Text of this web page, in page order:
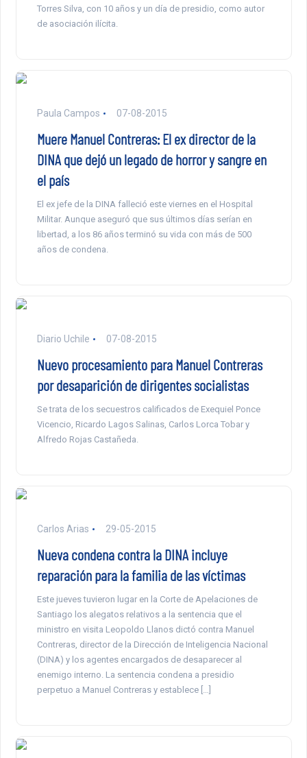
Torres Silva, con 10 años y un día de presidio, como autor
de asociación ilícita.
Paula Campos 07-08-2015
Muere Manuel Contreras: El ex director de la
DINA que dejó un legado de horror y sangre en
el país
El ex jefe de la DINA falleció este viernes en el Hospital
Militar. Aunque aseguró que sus últimos días serían en
libertad, a los 86 años terminó su vida con más de 500
años de condena.
Diario Uchile 07-08-2015
Nuevo procesamiento para Manuel Contreras
por desaparición de dirigentes socialistas
Se trata de los secuestros calificados de Exequiel Ponce
Vicencio, Ricardo Lagos Salinas, Carlos Lorca Tobar y
Alfredo Rojas Castañeda.
Carlos Arias 29-05-2015
Nueva condena contra la DINA incluye
reparación para la familia de las víctimas
Este jueves tuvieron lugar en la Corte de Apelaciones de
Santiago los alegatos relativos a la sentencia que el
ministro en visita Leopoldo Llanos dictó contra Manuel
Contreras, director de la Dirección de Inteligencia Nacional
(DINA) y los agentes encargados de desaparecer al
enemigo interno. La sentencia condena a presidio
perpetuo a Manuel Contreras y establece […]